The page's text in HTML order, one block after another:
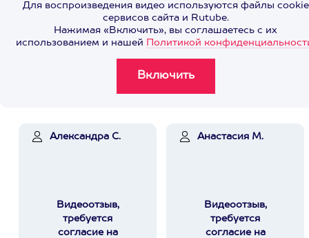
Для воспроизведения видео используются файлы cookie
сервисов сайта и Rutube.
Нажимая «Включить», вы соглашаетесь с их
использованием и нашей Политикой
Александра С.
Видеоотзыв,
требуется
согласие на
Анастасия М.
Видеоотзыв,
требуется
согласие на